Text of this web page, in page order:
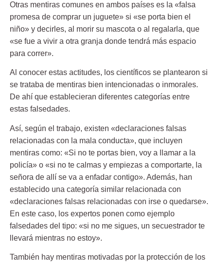
Otras mentiras comunes en ambos países es la «falsa
promesa de comprar un juguete» si «se porta bien el
niño» y decirles, al morir su mascota o al regalarla, que
«se fue a vivir a otra granja donde tendrá más espacio
para correr».
Al conocer estas actitudes, los científicos se plantearon si
se trataba de mentiras bien intencionadas o inmorales.
De ahí que establecieran diferentes categorías entre
estas falsedades.
Así, según el trabajo, existen «declaraciones falsas
relacionadas con la mala conducta», que incluyen
mentiras como: «Si no te portas bien, voy a llamar a la
policía» o «si no te calmas y empiezas a comportarte, la
señora de allí se va a enfadar contigo». Además, han
establecido una categoría similar relacionada con
«declaraciones falsas relacionadas con irse o quedarse».
En este caso, los expertos ponen como ejemplo
falsedades del tipo: «si no me sigues, un secuestrador te
llevará mientras no estoy».
También hay mentiras motivadas por la protección de los